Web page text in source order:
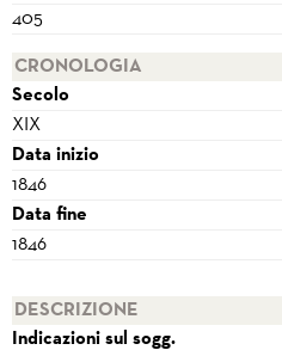
405
CRONOLOGIA
Secolo
XIX
Data inizio
1846
Data fine
1846
DESCRIZIONE
Indicazioni sul sogg.